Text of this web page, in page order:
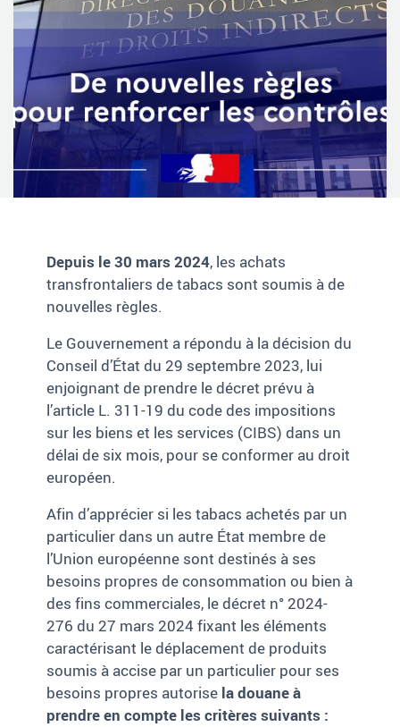
Depuis le 30 mars 2024, les achats
transfrontaliers de tabacs sont soumis à de
nouvelles règles.
Le Gouvernement a répondu à la décision du
Conseil d’État du 29 septembre 2023, lui
enjoignant de prendre le décret prévu à
l’article L. 311-19 du code des impositions
sur les biens et les services (CIBS)dans un
délai de six mois, pour se conformer au droit
européen.
Afin d’apprécier si les tabacs achetés par un
particulier dans un autre État membre de
l’Union européenne sont destinés à ses
besoins propres de consommation ou bien à
des fins commerciales, le décret n° 2024-
276 du 27 mars 2024 fixant les éléments
caractérisant le déplacement de produits
soumis à accise par un particulier pour ses
besoins propres autorise la douane à
prendre en compte les critères suivants :